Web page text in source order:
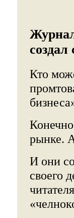
создал
Кто
рынке.
И они
своего